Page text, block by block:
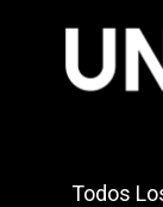
Todos